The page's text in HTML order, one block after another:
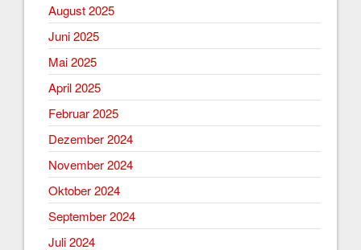
August 2025
Juni 2025
Mai 2025
April 2025
Februar 2025
Dezember 2024
November 2024
Oktober 2024
September 2024
Juli 2024